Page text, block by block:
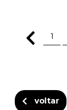
1
voltar